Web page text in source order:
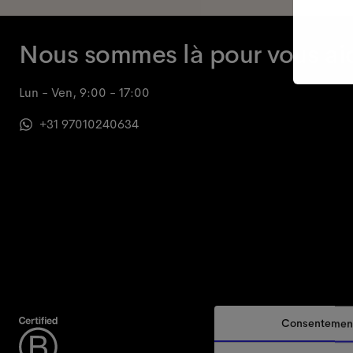
Nous sommes là pour vous
Lun - Ven, 9:00 - 17:00
+31 97010240634